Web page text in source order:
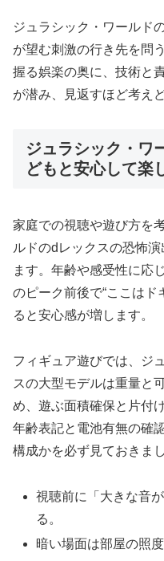
ジュラシック・ワールド
が望む刺激の行き先を問
握る娯楽の奥に、技術と
が潜み、見返すほど考え
ジュラシック・ワ
どもと安心して楽
家庭での視聴や遊び方を
ルドのdレックスの恐怖演
ます。年齢や感受性に応
のピーク前後で“ここはド
ると安心感が増します。
フィギュア遊びでは、ジ
スの大型モデルは重量と
め、遊ぶ面積確保と片付
年齢表記と電池有無の確
構成かを必ず見ておきまし
視聴前に「大きな音
る。
暗い場面は部屋の照